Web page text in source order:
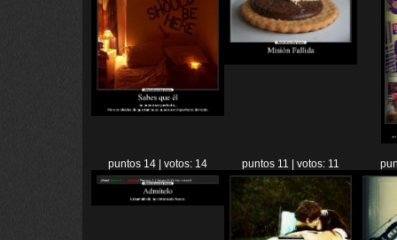
puntos 14 | votos: 14 puntos 11 | votos: 11